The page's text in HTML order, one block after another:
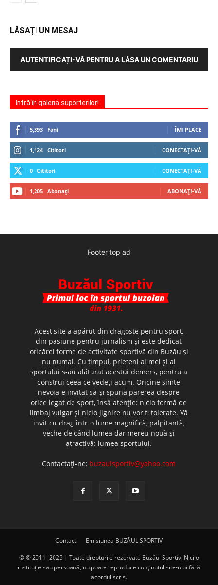
LĂSAȚI UN MESAJ
AUTENTIFICAȚI-VĂ PENTRU A LĂSA UN COMENTARIU
Intră în galeria suporterilor!
5,393 Fani ÎMI PLACE
1,124 Cititori CONECTAȚI-VĂ
0 Cititori CONECTAȚI-VĂ
1,205 Abonați ABONAȚI-VĂ
Footer top ad
Acest site a apărut din dragoste pentru sport,
din pasiune pentru jurnalism şi este dedicat
oricărei forme de activitate sportivă din Buzău şi
nu numai. Cu timpul, prieteni ai mei şi ai
sportului s-au alăturat acestui demers, pentru a
construi ceea ce vedeţi acum. Oricine simte
nevoia e invitat să-şi spună părerea despre
orice legat de sport, însă atenţie: nicio formă de
limbaj vulgar şi nicio jignire nu vor fi tolerate. Vă
invit cu drag într-o lume magnifică, palpitantă,
veche de când lumea dar mereu nouă şi
atractivă: lumea sportului.
Contactați-ne: buzaulsportiv@yahoo.com
Contact Emisiunea BUZĂUL SPORTIV
© © 2011- 2025 | Toate drepturile rezervate Buzăul Sportiv. Nici o
instituţie sau persoană, nu poate reproduce conţinutul site-ului fără
acordul scris.